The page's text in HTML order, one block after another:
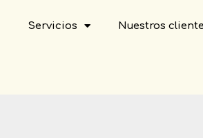
Servicios Nuestros